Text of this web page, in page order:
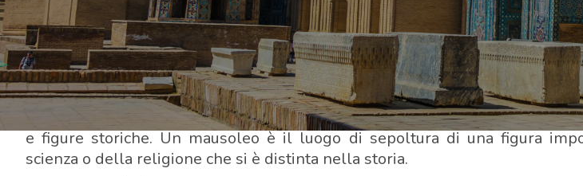
In Uzbekistan, come centro di cultura islamica, c'è un gran numero di
e figure storiche. Un mausoleo è il luogo di sepoltura di una figura
scienza o della religione che si è distinta nella storia.